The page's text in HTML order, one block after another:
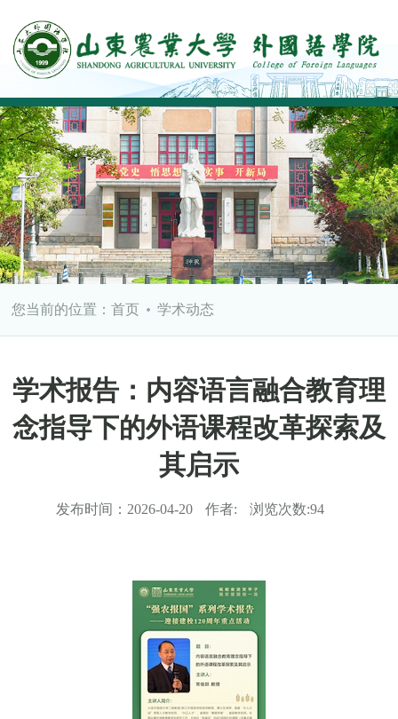
您当前的位置：首页 学术动态
学术报告：内容语言融合教育理
念指导下的外语课程改革探索及
其启示
发布时间： 2026-04-20 作者: 浏览次数:94